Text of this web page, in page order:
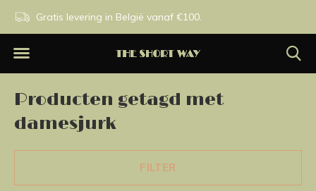
Gratis levering in België vanaf €100.
Producten getagd met
damesjurk
FILTER